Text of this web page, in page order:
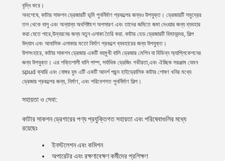
বৃদ্ধি করে।
অবশেষে, কাটার সাকশন ড্রেজারটি ভূমি পুনর্নির্মাণ প্রকল্পের জন্যও উপযুক্ত। ড্রেজারটি সমুদ্রের
তল থেকে বালু এবং অন্যান্য অবশিষ্টাংশ অপসারণ এবং তাদের জমিতে জমা দেওয়ার জন্য ব্যবহার
করা যেতে পারে,উন্নয়নের জন্য নতুন এলাকা তৈরি করা. কাটার হেড ড্রেজারটি বিমানবন্দর, শিল্প
উদ্যান এবং আবাসিক এলাকার মতো নির্মাণ প্রকল্পে ব্যবহারের জন্য উপযুক্ত।
উপসংহারে, কাটার সাকশন ড্রেজার একটি বহুমুখী বালি ড্রেজার মেশিন যা বিভিন্ন অ্যাপ্লিকেশনের
জন্য উপযুক্ত। এর শক্তিশালী বালি পাম্প, সর্বাধিক ড্রেজিং গভীরতা,এবং ঐচ্ছিক সরঞ্জাম যেমন
spud ক্যারি এবং নোঙ্গর বুম এটি একটি আদর্শ পছন্দ হাইড্রোলিক কাটার শোষণ খনির মধ্যে
ড্রেজার প্রকল্পের জন্য, নির্মাণ, এবং পরিবেশগত পুনর্নির্মাণ শিল্প।
সহায়তা ও সেবা:
কাটার সাকশন ড্রেগারের পণ্য প্রযুক্তিগত সহায়তা এবং পরিষেবাগুলির মধ্যে
রয়েছেঃ
ইনস্টলেশন এবং কমিশন
অপারেটর এবং রক্ষণাবেক্ষণ কর্মীদের প্রশিক্ষণ